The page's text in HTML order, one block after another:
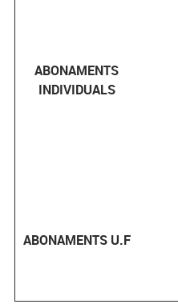
ABONAMENTS
INDIVIDUALS
ABONAMENTS U.F